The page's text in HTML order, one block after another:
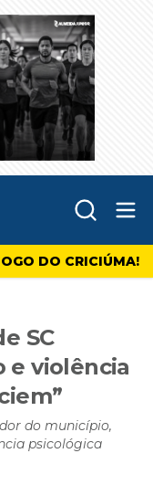
DO CRICIÚMA!
SC
e violência
do município,
psicológica